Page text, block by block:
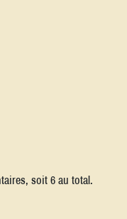
soit 6 au total.